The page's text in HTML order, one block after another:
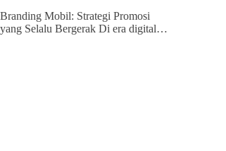
Branding Mobil: Strategi Promosi
yang Selalu Bergerak Di era digital…